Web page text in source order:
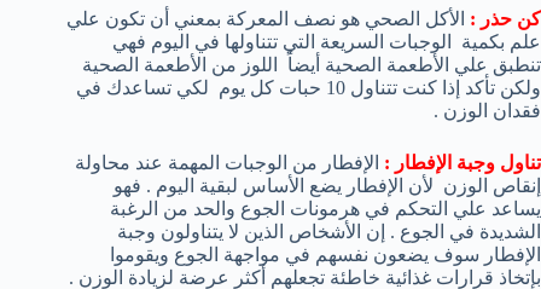
كن حذر : الأكل الصحي هو نصف المعركة بمعني أن تكون علي
علم بكمية الوجبات السريعة التي تتناولها في اليوم فهي
تنطبق علي الأطعمة الصحية أيضاً اللوز من الأطعمة الصحية
ولكن تأكد إذا كنت تتناول 10 حبات كل يوم لكي تساعدك في
فقدان الوزن .
تناول وجبة الإفطار : الإفطار من الوجبات المهمة عند محاولة
إنقاص الوزن لأن الإفطار يضع الأساس لبقية اليوم . فهو
يساعد علي التحكم في هرمونات الجوع والحد من الرغبة
الشديدة في الجوع . إن الأشخاص الذين لا يتناولون وجبة
الإفطار سوف يضعون نفسهم في مواجهة الجوع ويقوموا
بإتخاذ قرارات غذائية خاطئة تجعلهم أكثر عرضة لزيادة الوزن .